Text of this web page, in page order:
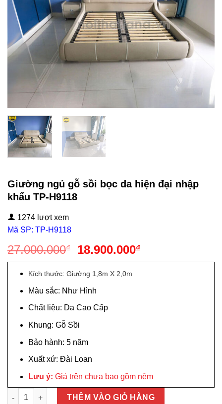
Giường ngủ gỗ sồi bọc da hiện đại nhập
khẩu TP-H9118
1274 lượt xem
Mã SP: TP-H9118
27.000.000₫
Giá
gốc
là:
27.000.000₫.
18.900.000₫Giá
hiện
Kích thước: Giường 1,8m X 2,0m
Màu sắc: Như Hình
Chất liệu: Da Cao Cấp
Khung: Gỗ Sồi
Bảo hành: 5 năm
Xuất xứ: Đài Loan
Lưu ý: Giá trên chưa bao gồm nệm
Giường ngủ gỗ sồi bọc da hiện đại nhập khẩu TP-H9118 số
THÊM VÀO GIỎ HÀNG